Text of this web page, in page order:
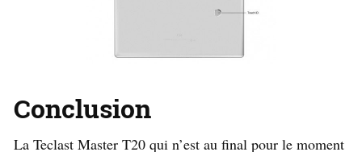
Conclusion
La Teclast Master T20 qui n’est au final pour le moment